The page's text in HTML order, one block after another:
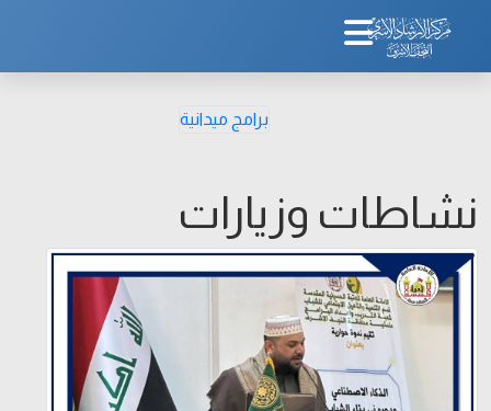
برامج ميدانية
نشاطات وزيارات